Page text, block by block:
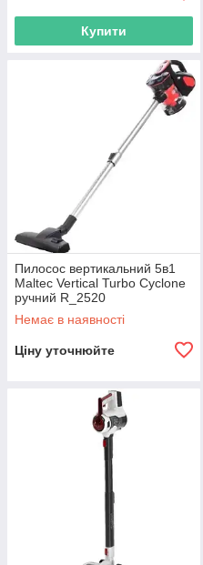
Купити
Пилосос вертикальний 5в1
Maltec Vertical Turbo Cyclone
ручний R_2520
Немає в наявності
Ціну уточнюйте